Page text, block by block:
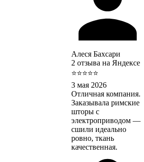
Алеся Бахсари
2 отзыва на Яндексе
⭐⭐⭐⭐⭐
3 мая 2026
Отличная компания.
Заказывала римские
шторы с
электроприводом —
сшили идеально
ровно, ткань
качественная.